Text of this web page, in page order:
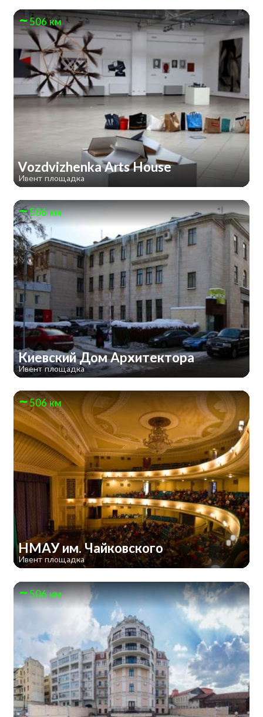
506 км
Vozdvizhenka Arts House
Ивент площадка
506 км
Киевский Дом Архитектора
Ивент площадка
506 км
НМАУ им. Чайковского
Ивент площадка
506 км